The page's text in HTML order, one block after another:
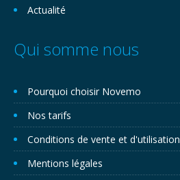
Actualité
Qui somme nous
Pourquoi choisir Novemo
Nos tarifs
Conditions de vente et d'utilisation
Mentions légales